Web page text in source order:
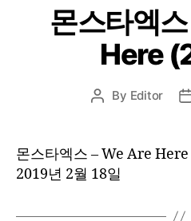
몬스타엑
Here
Post
By Editor
몬스타엑스 – We Are
2019년 2월 18일